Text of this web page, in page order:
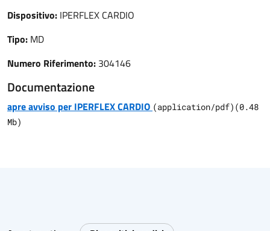
Dispositivo: IPERFLEX CARDIO
Tipo: MD
Numero Riferimento: 304146
Documentazione
apre avviso per IPERFLEX CARDIO (application/pdf) (0.48
Mb)